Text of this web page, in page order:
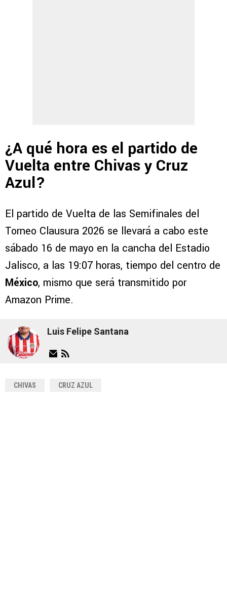
¿A qué hora es el partido de
Vuelta entre Chivas y Cruz
Azul?
El partido de Vuelta de las Semifinales del
Torneo Clausura 2026 se llevará a cabo este
sábado 16 de mayo en la cancha del Estadio
Jalisco, a las 19:07 horas, tiempo del centro de
México, mismo que será transmitido por
Amazon Prime.
Luis Felipe Santana
CHIVAS CRUZ AZUL